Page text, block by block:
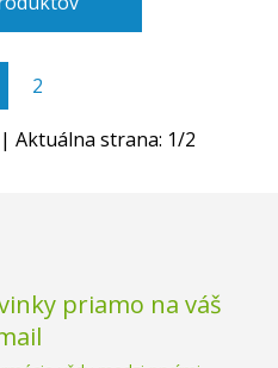
2
| Aktuálna strana: 1/2
priamo na váš